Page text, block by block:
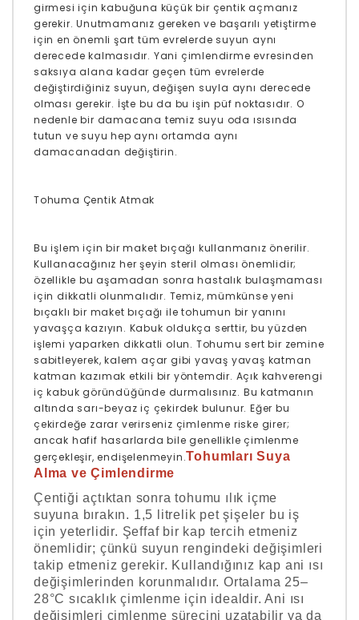
girmesi için kabuğuna küçük bir çentik açmanız
gerekir. Unutmamanız gereken ve başarılı yetiştirme
için en önemli şart tüm evrelerde suyun aynı
derecede kalmasıdır. Yani çimlendirme evresinden
saksıya alana kadar geçen tüm evrelerde
değiştirdiğiniz suyun, değişen suyla aynı derecede
olması gerekir. İşte bu da bu işin püf noktasıdır. O
nedenle bir damacana temiz suyu oda ısısında
tutun ve suyu hep aynı ortamda aynı
damacanadan değiştirin.
Tohuma Çentik Atmak
Bu işlem için bir maket bıçağı kullanmanız önerilir.
Kullanacağınız her şeyin steril olması önemlidir;
özellikle bu aşamadan sonra hastalık bulaşmaması
için dikkatli olunmalıdır. Temiz, mümkünse yeni
bıçaklı bir maket bıçağı ile tohumun bir yanını
yavaşça kazıyın. Kabuk oldukça serttir, bu yüzden
işlemi yaparken dikkatli olun. Tohumu sert bir zemine
sabitleyerek, kalem açar gibi yavaş yavaş katman
katman kazımak etkili bir yöntemdir. Açık kahverengi
iç kabuk göründüğünde durmalısınız. Bu katmanın
altında sarı-beyaz iç çekirdek bulunur. Eğer bu
çekirdeğe zarar verirseniz çimlenme riske girer;
ancak hafif hasarlarda bile genellikle çimlenme
gerçekleşir, endişelenmeyin.Tohumları Suya
Alma ve Çimlendirme
Çentiği açtıktan sonra tohumu ılık içme
suyuna bırakın. 1,5 litrelik pet şişeler bu iş
için yeterlidir. Şeffaf bir kap tercih etmeniz
önemlidir; çünkü suyun rengindeki değişimleri
takip etmeniz gerekir. Kullandığınız kap ani ısı
değişimlerinden korunmalıdır. Ortalama 25–
28°C sıcaklık çimlenme için idealdir. Ani ısı
değişimleri çimlenme sürecini uzatabilir ya da